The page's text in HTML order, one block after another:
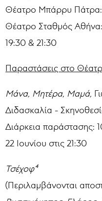
Θέατρο Μπάρρυ Πάτρα:
Θέατρο Σταθμός Αθήνα:
19:30 & 21:30
Παραστάσεις στο
Μάνα, Μητέρα, Μαμά,
Διδασκαλία -
Διάρκεια παράστασης:
22 Ιουνίου στις 21:30
Τσέχοφ⁴
(Περιλαμβάνονται